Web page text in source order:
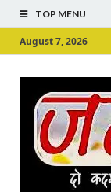
TOP MENU
August 7, 2026